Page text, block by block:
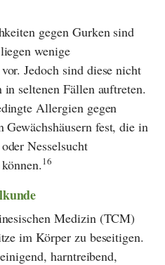
gegen Gurken sind
wenige
Jedoch sind diese nicht
in seltenen Fällen auftreten.
Allergien gegen
fest, die in
Nesselsucht
16
Medizin (TCM)
im Körper zu beseitigen.
harntreibend,